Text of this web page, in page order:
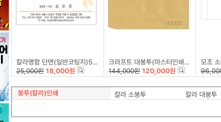
칼라명함 단면(일반코팅지)500매
25,000원 18,000원
크라프트 대봉투(마스터인쇄/1색/A4용)500매
144,000원 120,000원
모조 소
봉투(칼라)인쇄 칼라 소봉투 칼라 대봉투